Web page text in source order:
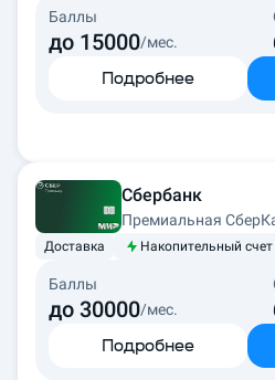
Баллы
до 15000/мес.
Подробнее
Сбербанк
Премиальная
Доставка Накопительный счет
Баллы
до 30000/мес.
Подробнее